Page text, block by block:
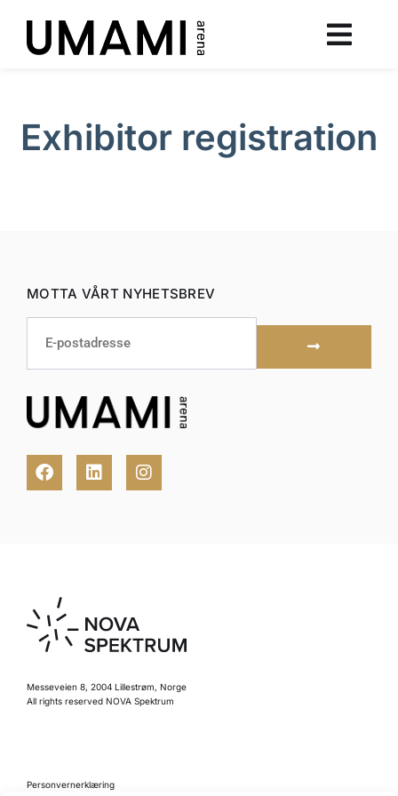
Exhibitor registration
MOTTA VÅRT NYHETSBREV
Messeveien 8, 2004 Lillestrøm, Norge
All rights reserved NOVA Spektrum
Personvernerklæring